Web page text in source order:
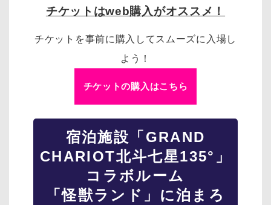
チケットはweb購入がオススメ！
チケットを事前に購入してスムーズに入場し
よう！
チケットの購入はこちら
宿泊施設「GRAND
CHARIOT北斗七星135°」
コラボルーム
「怪獣ランド」に泊まろ